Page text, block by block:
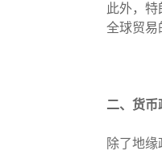
此外，
全球贸易
二、货币
除了地